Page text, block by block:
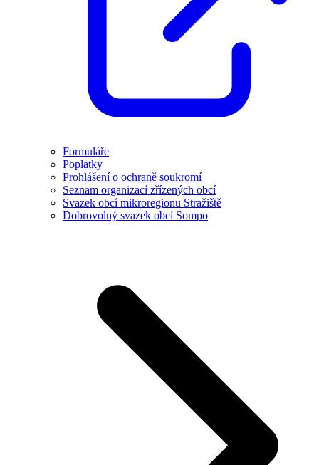
Formuláře
Poplatky
Prohlášení o ochraně soukromí
Seznam organizací zřízených obcí
Svazek obcí mikroregionu Stražiště
Dobrovolný svazek obcí Sompo